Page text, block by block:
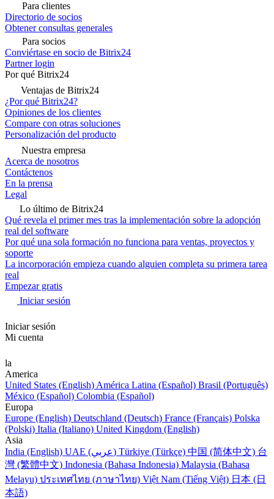
Para clientes
Directorio de socios
Obtener consultas generales
Para socios
Conviértase en socio de Bitrix24
Partner login
Por qué Bitrix24
Ventajas de Bitrix24
¿Por qué Bitrix24?
Opiniones de los clientes
Compare con otras soluciones
Personalización del producto
Nuestra empresa
Acerca de nosotros
Contáctenos
En la prensa
Legal
Lo último de Bitrix24
Qué revela el primer mes tras la implementación sobre la adopción
real del software
Por qué una sola formación no funciona para ventas, proyectos y
soporte
La incorporación empieza cuando alguien completa su primera tarea
real
Empezar gratis
Iniciar sesión
Iniciar sesión
Mi cuenta
la
America
United States (English) América Latina (Español) Brasil (Português)
México (Español) Colombia (Español)
Europa
Europe (English) Deutschland (Deutsch) France (Français) Polska
(Polski) Italia (Italiano) United Kingdom (English)
Asia
India (English)
UAE (عربي) Türkiye (Türkçe) 中国 (简体中文) 台
灣 (繁體中文) Indonesia (Bahasa Indonesia) Malaysia (Bahasa
Melayu) ประเทศไทย (ภาษาไทย) Việt Nam (Tiếng Việt) 日本 (日
本語)